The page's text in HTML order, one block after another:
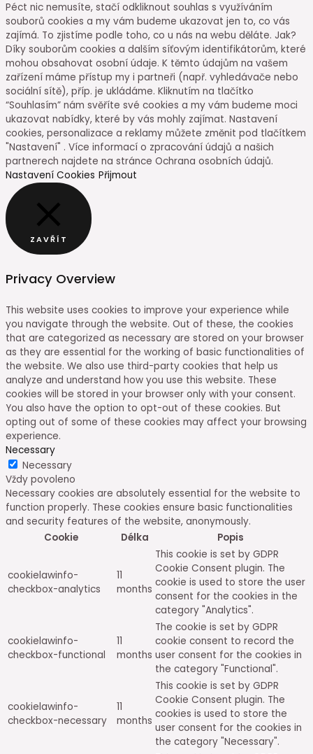
Péct nic nemusíte, stačí odkliknout souhlas s využíváním
souborů cookies a my vám budeme ukazovat jen to, co vás
zajímá. To zjistíme podle toho, co u nás na webu děláte. Jak?
Díky souborům cookies a dalším síťovým identifikátorům, které
mohou obsahovat osobní údaje. K těmto údajům na vašem
zařízení máme přístup my i partneři (např. vyhledávače nebo
sociální sítě), příp. je ukládáme. Kliknutím na tlačítko
“Souhlasím” nám svěříte své cookies a my vám budeme moci
ukazovat nabídky, které by vás mohly zajímat. Nastavení
cookies, personalizace a reklamy můžete změnit pod tlačítkem
"Nastavení" . Více informací o zpracování údajů a našich
partnerech najdete na stránce Ochrana osobních údajů.
Nastavení Cookies Přijmout
ZAVŘÍT
Privacy Overview
This website uses cookies to improve your experience while
you navigate through the website. Out of these, the cookies
that are categorized as necessary are stored on your browser
as they are essential for the working of basic functionalities of
the website. We also use third-party cookies that help us
analyze and understand how you use this website. These
cookies will be stored in your browser only with your consent.
You also have the option to opt-out of these cookies. But
opting out of some of these cookies may affect your browsing
experience.
Necessary
Necessary
Vždy povoleno
Necessary cookies are absolutely essential for the website to
function properly. These cookies ensure basic functionalities
and security features of the website, anonymously.
Cookie
Délka Popis
cookielawinfo-
checkbox-analytics
11
months
This cookie is set by GDPR
Cookie Consent plugin. The
cookie is used to store the user
consent for the cookies in the
category "Analytics".
cookielawinfo-
checkbox-functional
11
months
The cookie is set by GDPR
cookie consent to record the
user consent for the cookies in
the category "Functional".
cookielawinfo-
checkbox-necessary
11
months
This cookie is set by GDPR
Cookie Consent plugin. The
cookies is used to store the
user consent for the cookies in
the category "Necessary".